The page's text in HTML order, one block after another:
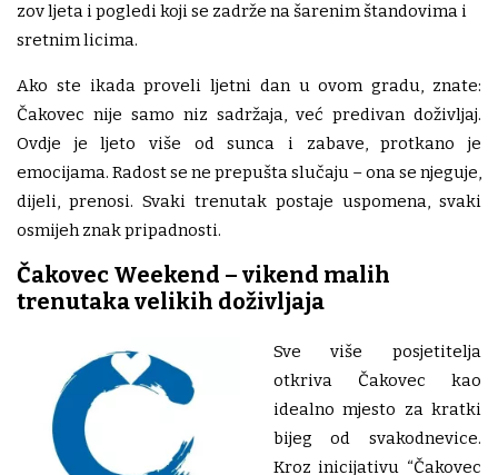
zov ljeta i pogledi koji se zadrže na šarenim štandovima i
sretnim licima.
Ako ste ikada proveli ljetni dan u ovom gradu, znate:
Čakovec nije samo niz sadržaja, već predivan doživljaj.
Ovdje je ljeto više od sunca i zabave, protkano je
emocijama. Radost se ne prepušta slučaju – ona se njeguje,
dijeli, prenosi. Svaki trenutak postaje uspomena, svaki
osmijeh znak pripadnosti.
Čakovec Weekend – vikend malih
trenutaka velikih doživljaja
Sve više posjetitelja
otkriva Čakovec kao
idealno mjesto za kratki
bijeg od svakodnevice.
Kroz inicijativu “Čakovec